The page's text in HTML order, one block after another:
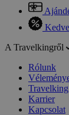
A Travelkingről
Rólunk
Travelking
Karrier
Kapcsolat